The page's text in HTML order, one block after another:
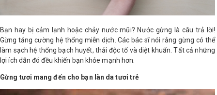
Bạn hay bị cảm lạnh hoặc chảy nước mũi? Nước gừng là câu trả lời!
Gừng tăng cường hệ thống miễn dịch. Các bác sĩ nói rằng gừng có thể
làm sạch hệ thống bạch huyết, thải độc tố và diệt khuẩn. Tất cả những
lợi ích dẫn đó đều khiến bạn khỏe mạnh hơn.
Gừng tươi mang đến cho bạn làn da tươi trẻ